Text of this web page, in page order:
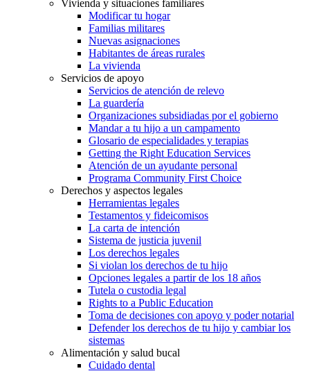
Vivienda y situaciones familiares
Modificar tu hogar
Familias militares
Nuevas asignaciones
Habitantes de áreas rurales
La vivienda
Servicios de apoyo
Servicios de atención de relevo
La guardería
Organizaciones subsidiadas por el gobierno
Mandar a tu hijo a un campamento
Glosario de especialidades y terapias
Getting the Right Education Services
Atención de un ayudante personal
Programa Community First Choice
Derechos y aspectos legales
Herramientas legales
Testamentos y fideicomisos
La carta de intención
Sistema de justicia juvenil
Los derechos legales
Si violan los derechos de tu hijo
Opciones legales a partir de los 18 años
Tutela o custodia legal
Rights to a Public Education
Toma de decisiones con apoyo y poder notarial
Defender los derechos de tu hijo y cambiar los
sistemas
Alimentación y salud bucal
Cuidado dental